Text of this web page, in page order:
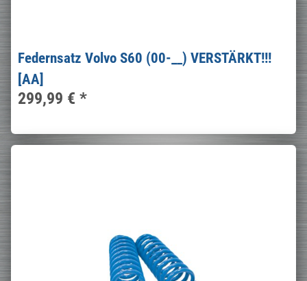
Federnsatz Volvo S60 (00-__) VERSTÄRKT!!!
[AA]
299,99 € *